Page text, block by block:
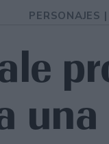
PERSONAJES |